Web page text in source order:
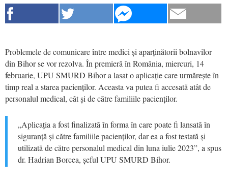
Problemele de comunicare între medici și aparținătorii bolnavilor
din Bihor se vor rezolva. În premieră în România, miercuri, 14
februarie, UPU SMURD Bihor a lasat o aplicație care urmărește în
timp real a starea pacienților. Aceasta va putea fi accesată atât de
personalul medical, cât și de către familiile pacienților.
„Aplicația a fost finalizată în forma în care poate fi lansată în
siguranță și către familiile pacienților, dar ea a fost testată și
utilizată de către personalul medical din luna iulie 2023”, a spus
dr. Hadrian Borcea, șeful UPU SMURD Bihor.